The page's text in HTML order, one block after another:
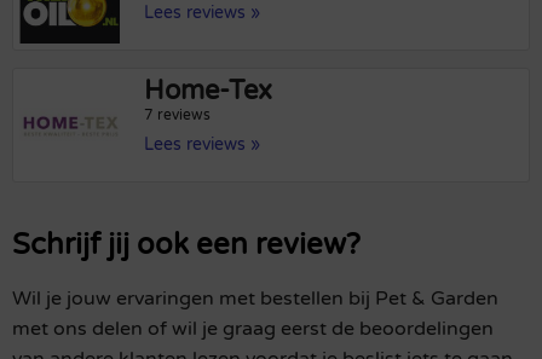
Lees reviews »
Home-Tex
7 reviews
Lees reviews »
Schrijf jij ook een review?
Wil je jouw ervaringen met bestellen bij Pet & Garden
met ons delen of wil je graag eerst de beoordelingen